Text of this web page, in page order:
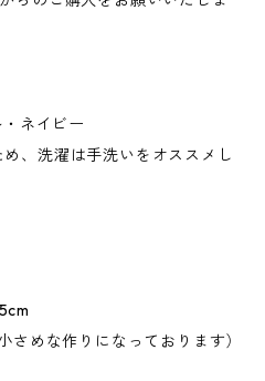
ネイビー
め、洗濯は手洗いをオススメし
さめな作りになっております）